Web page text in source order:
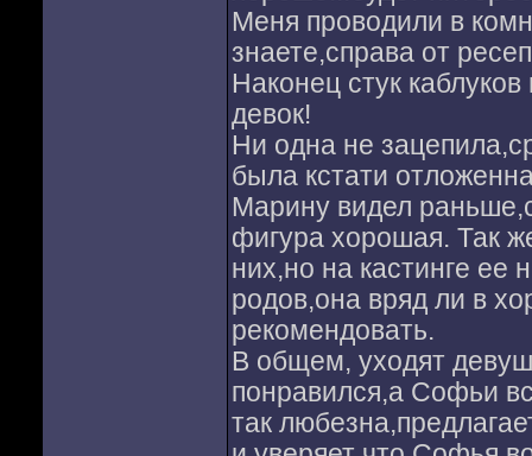
Меня проводили в
знаете,справа от
Наконец стук
девок!
Ни одна не
была кстати
Марину видел
фигура хорошая. Так
них,но на кастинге
родов,она вряд ли в
рекомендовать.
В общем, уходят
понравился,а Софьи
так